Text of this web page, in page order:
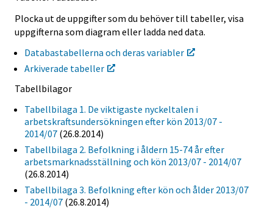
Plocka ut de uppgifter som du behöver till tabeller, visa
uppgifterna som diagram eller ladda ned data.
Databastabellerna och deras variabler
Arkiverade tabeller
Tabellbilagor
Tabellbilaga 1. De viktigaste nyckeltalen i
arbetskraftsundersökningen efter kön 2013/07 -
2014/07 (26.8.2014)
Tabellbilaga 2. Befolkning i åldern 15-74 år efter
arbetsmarknadsställning och kön 2013/07 - 2014/07
(26.8.2014)
Tabellbilaga 3. Befolkning efter kön och ålder 2013/07
- 2014/07 (26.8.2014)